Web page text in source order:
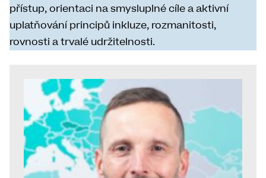
přístup, orientaci na smysluplné cíle a aktivní
uplatňování principů inkluze, rozmanitosti,
rovnosti a trvalé udržitelnosti.